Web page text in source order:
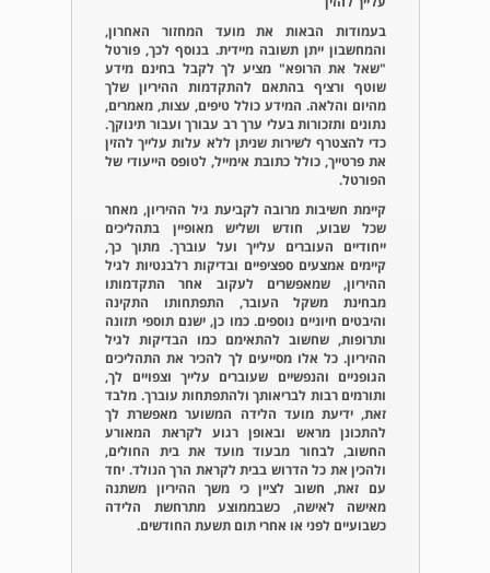
בעמודות הבאות את מועד המחזור האחרון,
והמחשבון ייתן תשובה מיידית. בנוסף לכך, פורטל
"שאל את הרופא" מציע לך לקבל בחינם מידע
שוטף ורציף בהתאם להתקדמות ההיריון שלך
מהיום והלאה. המידע כולל טיפים, עצות, מאמרים,
נתונים ותזכורות בעלי ערך רב עבורך ועבור תינוקך.
כדי להצטרף לשירות שניתן ללא עלות עלייך להזין
את פרטייך, כולל כתובת אימייל, לטופס הייעודי של
הפורטל.
קיימת חשיבות מרובה לקביעת גיל ההיריון, מאחר
שכל שבוע, חודש ושליש מאופיין בתהליכים
ייחודיים העוברים עלייך ועל עוברך. מתוך כך,
קיימים אמצעים ספציפיים ובדיקות רלבנטיות לגיל
ההיריון, שמאפשרים לעקוב אחר התקדמותו
מבחינת משקל העובר, התפתחותו התקינה
והיבטים חיוניים נוספים. כמו כן, ישנם תוספי תזונה
ותרופות, שחשוב להתאימם כמו הבדיקות לגיל
ההיריון. כל אלו מסייעים לך להכיר את התהליכים
הגופניים והנפשיים שעוברים עלייך וצפויים לך,
ותורמים רבות לבריאותך ולהתפתחות עוברך. מלבד
זאת, ידיעת מועד הלידה המשוער מאפשרת לך
להתכונן מראש ובאופן רגוע לקראת המאורע
החשוב, לבחור מבעוד מועד את בית החולים,
ולהכין את כל הדרוש בבית לקראת הרך הנולד. יחד
עם זאת, חשוב לציין כי משך ההיריון משתנה
מאישה לאישה, כשבממוצע מתרחשת הלידה
כשבועיים לפני או אחרי תום תשעת החודשים.